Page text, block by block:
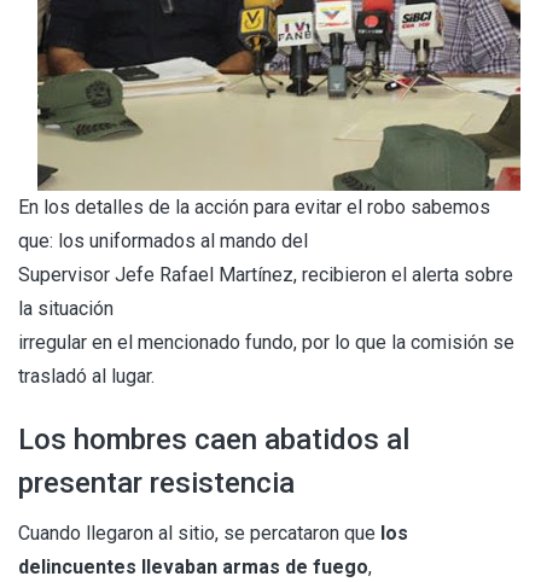
En los detalles de la acción para evitar el robo sabemos
que: los uniformados al mando del
Supervisor Jefe Rafael Martínez, recibieron el alerta sobre
la situación
irregular en el mencionado fundo, por lo que la comisión se
trasladó al lugar.
Los hombres caen abatidos al
presentar resistencia
Cuando llegaron al sitio, se percataron que los
delincuentes llevaban armas de fuego,